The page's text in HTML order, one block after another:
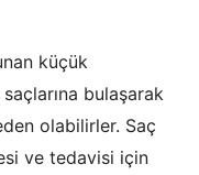
küçük
bulaşarak
olabilirler. Saç
ve tedavisi için